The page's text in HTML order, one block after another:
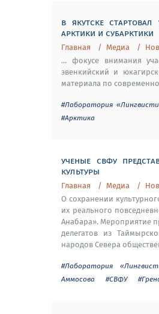
в якутске
арктики и субарктики
Главная Медиа
... фокусе внимания
эвенкийский и
материала по
#Лаборатория
#Арктика
ученые свфу
культуры
Главная Медиа
О сохранении
их реального
Анабара». Мероприятие
делегатов из
народов Севера
#Лаборатория
Аммосова
#СВФУ